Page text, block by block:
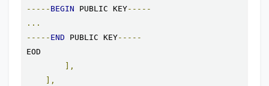
----- BEGIN PUBLIC KEY-----
...
----- END PUBLIC KEY-----
EOD
],
],